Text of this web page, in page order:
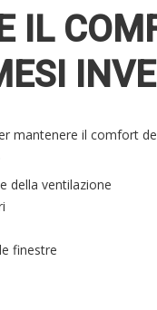
IL
mantenere il comfort
della ventilazione
finestre